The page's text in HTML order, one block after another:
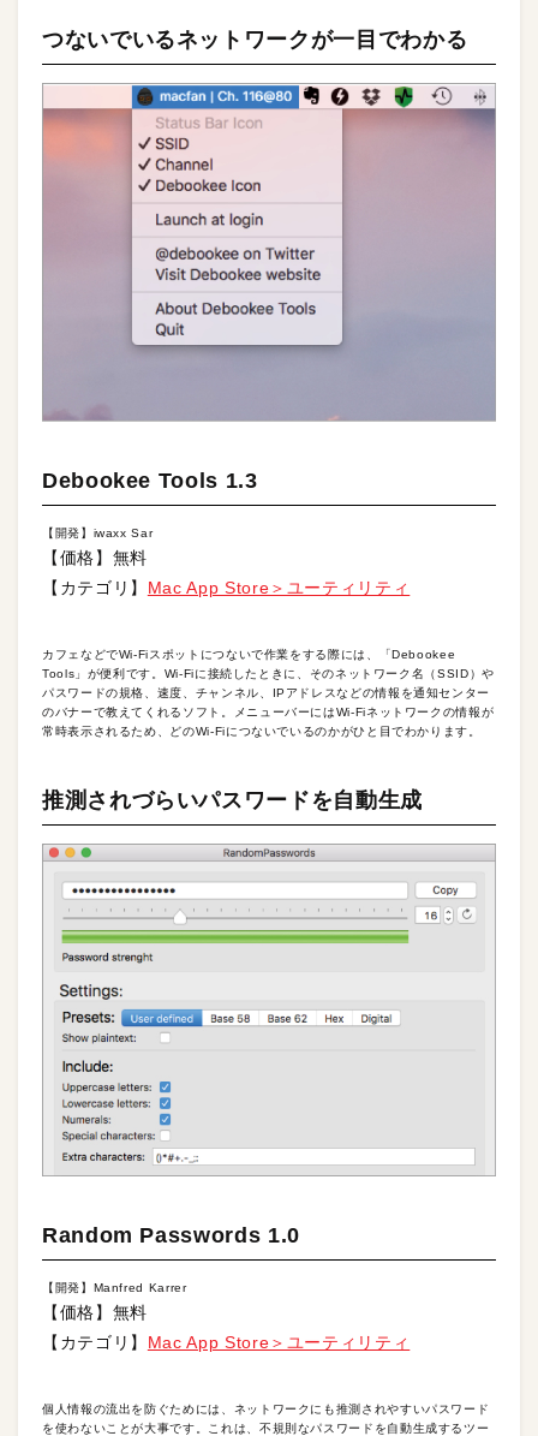
つないでいるネットワークが一目でわかる
Debookee Tools 1.3
【開発】iwaxx Sar
【価格】無料
【カテゴリ】 Mac App Store＞ユーティリティ
カフェなどでWi-Fiスポットにつないで作業をする際には、「Debookee
Tools」が便利です。Wi-Fiに接続したときに、そのネットワーク名（SSID）や
パスワードの規格、速度、チャンネル、IPアドレスなどの情報を通知センター
のバナーで教えてくれるソフト。メニューバーにはWi-Fiネットワークの情報が
常時表示されるため、どのWi-Fiにつないでいるのかがひと目でわかります。
推測されづらいパスワードを自動生成
Random Passwords 1.0
【開発】Manfred Karrer
【価格】無料
【カテゴリ】 Mac App Store＞ユーティリティ
個人情報の流出を防ぐためには、ネットワークにも推測されやすいパスワード
を使わないことが大事です。これは、不規則なパスワードを自動生成するツー